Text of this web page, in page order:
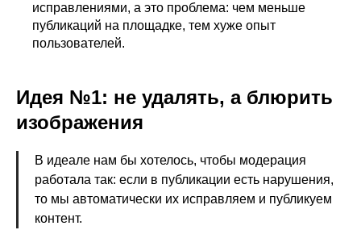
исправлениями, а это проблема: чем меньше
публикаций на площадке, тем хуже опыт
пользователей.
Идея №1: не удалять, а блюрить
изображения
В идеале нам бы хотелось, чтобы модерация
работала так: если в публикации есть нарушения,
то мы автоматически их исправляем и публикуем
контент.